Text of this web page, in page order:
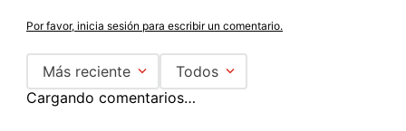
Por favor, inicia sesión para escribir un comentario.
Más reciente
Todos
Cargando comentarios…